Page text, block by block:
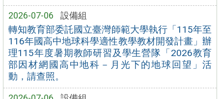
2026-07-06 設備組
轉知教育部委託國立臺灣師範大學執行「115年至
116年國高中地球科學適性教學教材開發計畫」辦
理115年度暑期教師研習及學生營隊「2026教育
部因材網國高中地科－月光下的地球回望」活
動，請查照。